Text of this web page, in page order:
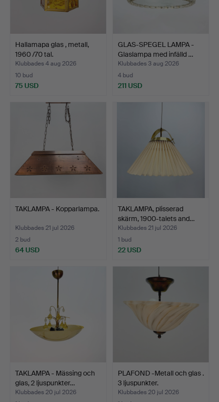
Hallamapa glas , metall,
1960 /70 tal.
Klubbades 4 aug 2026
10 bud
75 USD
GLAS-SPEGEL LAMPA -
Glaslampa med infälld …
Klubbades 3 aug 2026
4 bud
211 USD
TAKLAMPA - Kopparlampa.
Klubbades 21 jul 2026
2 bud
64 USD
TAKLAMPA, plisserad
skärm, 1900-talets and…
Klubbades 21 jul 2026
1 bud
22 USD
TAKLAMPA - Mässing och
glas, 2 ljuspunkter…
Klubbades 20 jul 2026
PLAFOND -Metall och glas .
3 ljuspunkter.
Klubbades 20 jul 2026